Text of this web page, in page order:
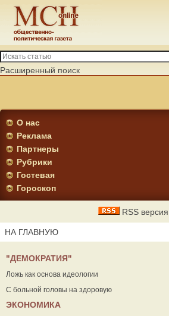
Расширенный поиск
О нас
Реклама
Партнеры
Рубрики
Гостевая
Гороскоп
RSS версия
НА ГЛАВНУЮ
"ДЕМОКРАТИЯ"
Ложь как основа идеологии
С больной головы на здоровую
ЭКОНОМИКА